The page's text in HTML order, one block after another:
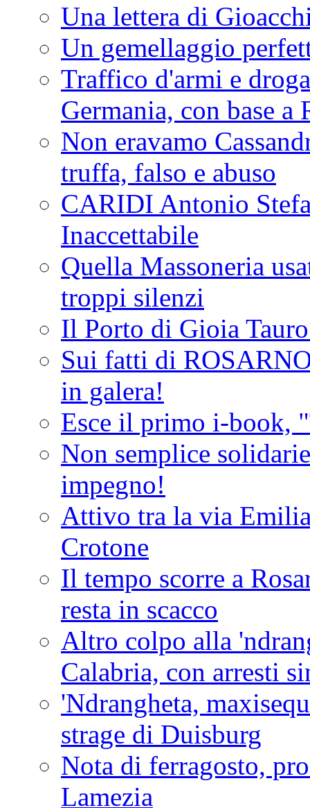
Una lettera di
Un gemellaggio
Traffico d'armi e
Germania, con base a
Non eravamo
truffa, falso e abuso
CARIDI Antonio
Inaccettabile
Quella Massoneria
troppi silenzi
Il Porto di Gioia
Sui fatti di
in galera!
Esce il primo i-book,
Non semplice
impegno!
Attivo tra la via
Crotone
Il tempo scorre a
resta in scacco
Altro colpo alla
Calabria, con arresti
'Ndrangheta,
strage di Duisburg
Nota di ferragosto,
Lamezia